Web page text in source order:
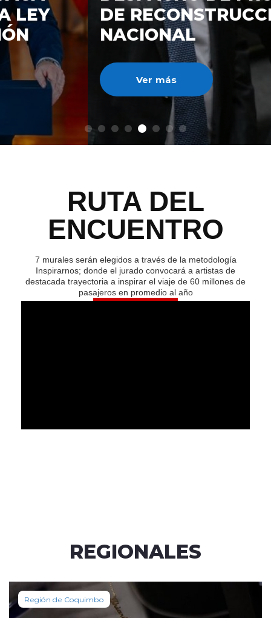
DE RECONSTRUCCIÓ
NACIONAL
Ver más
RUTA DEL
ENCUENTRO
7 murales serán elegidos a través de la metodología
Inspirarnos; donde el jurado convocará a artistas de
destacada trayectoria a inspirar el viaje de 60 millones de
pasajeros en promedio al año
REGIONALES
Región de Coquimbo